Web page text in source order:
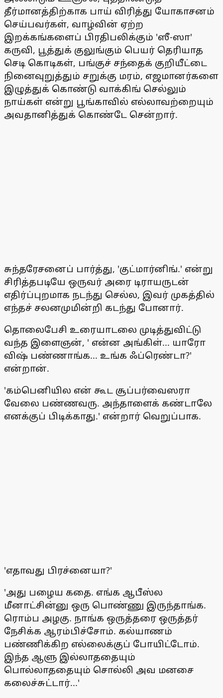
தீர்மானத்திற்காக பாய் விரித்து யோகாசனம்
செய்பவர்கள், வாழ்வின் ஏற்ற
இறக்கங்களைப் பிரதிபலிக்கும் 'ஸீ-ஸா'
கருவி, பூத்துக் குலுங்கும் பெயர் தெரியாத
செடி கொடிகள், பங்குச் சந்தைக் குறியீட்டை
நினைவுறுத்தும் சறுக்கு மரம், எஜமானர்களை
இழுத்துக் கொண்டு வாக்கிங் செல்லும்
நாய்கள் என்று பூங்காவில் எல்லாவற்றையும்
அவதானித்துக் கொண்டே சென்றார்.
சுந்தரேசனைப் பார்த்து, 'குட்மார்னிங்.' என்று
சிரித்தபடியே ஒருவர் அரை டிராயருடன்
எதிர்ப்புறமாக நடந்து செல்ல, இவர் முகத்தில்
எந்தச் சலனமுமின்றி கடந்து போனார்.
தொலைபேசி உரையாடலை முடித்துவிட்டு
வந்த இளைஞன், ' என்ன அங்கிள்... யாரோ
விஷ் பண்ணாங்க... உங்க ஃப்ரெண்டா?'
என்றான்.
'கம்பெனியில என் கூட சூப்பர்வைஸரா
வேலை பண்ணவரு. அந்தாளைக் கண்டாலே
எனக்குப் பிடிக்காது.' என்றார் வெறுப்பாக.
'எதாவது பிரச்னையா?'
'அது பழைய கதை. எங்க ஆபீஸ்ல
மீனாட்சின்னு ஒரு பொண்ணு இருந்தாங்க.
ரொம்ப அழகு. நாங்க ஒருத்தரை ஒருத்தர்
நேசிக்க ஆரம்பிச்சோம். கல்யாணம்
பண்ணிக்கிற எல்லைக்குப் போயிட்டோம்.
இந்த ஆளு இல்லாததையும்
பொல்லாததையும் சொல்லி அவ மனசை
கலைச்சுட்டார்...'